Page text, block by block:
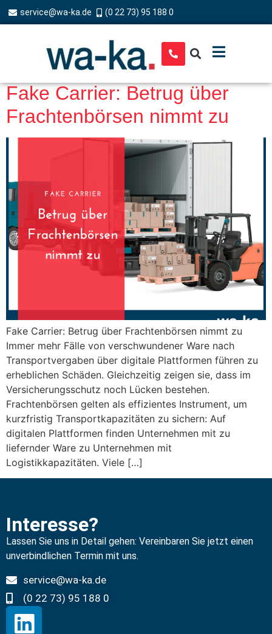
service@wa-ka.de (0 22 73) 95 188 0
Fake Carrier: Betrug über
Frachtenbörsen nimmt zu​
Fake Carrier: Betrug über Frachtenbörsen nimmt zu
Immer mehr Fälle von verschwundener Ware nach
Transportvergaben über digitale Plattformen führen zu
erheblichen Schäden. Gleichzeitig zeigen sie, dass im
Versicherungsschutz noch Lücken bestehen.
Frachtenbörsen gelten als effizientes Instrument, um
kurzfristig Transportkapazitäten zu sichern: Auf
digitalen Plattformen finden Unternehmen mit zu
liefernder Ware zu Unternehmen mit
Logistikkapazitäten. Viele […]
Interesse?
Lassen Sie uns in Detail gehen: Vereinbaren Sie jetzt einen
unverbindlichen Termin mit uns.
service@wa-ka.de
(0 22 73) 95 188 0